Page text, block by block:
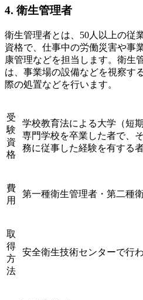
4. 衛生管理者
衛生管理者とは、50人以上の従
資格で、仕事中の労働災害や事
康管理などを担当します。衛生
は、事業場の設備などを視察す
際の処置などを行います。
受
験
資
格
学校教育法による大学（短
専門学校を卒業した者で、
務に従事した経験を有する
費
用
第一種衛生管理者・第二種
取
得
方
法
安全衛生技術センターで行